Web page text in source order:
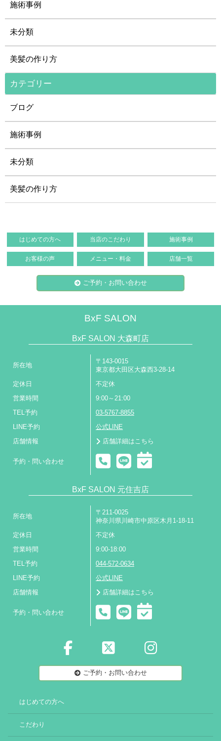
施術事例
未分類
美髪の作り方
カテゴリー
ブログ
施術事例
未分類
美髪の作り方
はじめての方へ 当店のこだわり 施術事例
お客様の声 メニュー・料金 店舗一覧
ご予約・お問い合わせ
BxF SALON
BxF SALON 大森町店
所在地
〒143-0015
東京都大田区大森西3-28-14
定休日 不定休
営業時間 9:00～21:00
TEL予約 03-5767-8855
LINE予約 公式LINE
店舗情報 店舗詳細はこちら
予約・問い合わせ
BxF SALON 元住吉店
所在地
〒211-0025
神奈川県川崎市中原区木月1-18-11
定休日 不定休
営業時間 9:00-18:00
TEL予約 044-572-0634
LINE予約 公式LINE
店舗情報 店舗詳細はこちら
予約・問い合わせ
ご予約・お問い合わせ
はじめての方へ
こだわり